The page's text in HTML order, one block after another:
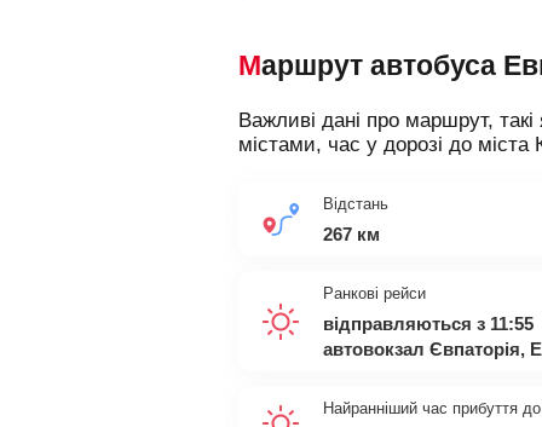
Маршрут автобуса
Важливі дані про маршрут,
містами, час у дорозі до міста
Відстань
267 км
Ранкові рейси
відправляються з 11:55
автовокзал Євпаторія,
Найранніший час прибуття